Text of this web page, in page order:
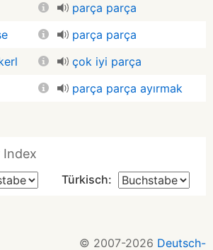
parça parça
parça parça
çok iyi parça
parça parça ayırmak
Index
Türkisch:
© 2007-2026 Deutsch-